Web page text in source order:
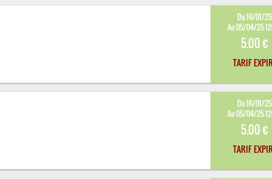
Du 16/01/25
Au 05/04/25
5.00 €
TARIF
Du 16/01/25
Au 05/04/25
5.00 €
TARIF